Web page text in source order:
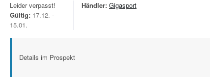
Leider verpasst!
Gültig: 17.12. -
15.01.
Händler: Gigasport
Details im Prospekt